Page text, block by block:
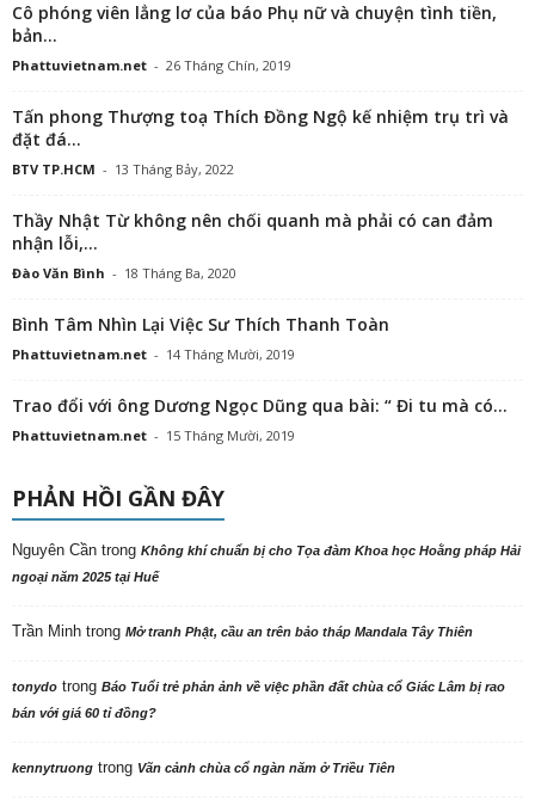
Cô phóng viên lẳng lơ của báo Phụ nữ và chuyện tình tiền,
bản...
Phattuvietnam.net - 26 Tháng Chín, 2019
Tấn phong Thượng toạ Thích Đồng Ngộ kế nhiệm trụ trì và
đặt đá...
BTV TP.HCM - 13 Tháng Bảy, 2022
Thầy Nhật Từ không nên chối quanh mà phải có can đảm
nhận lỗi,...
Đào Văn Bình - 18 Tháng Ba, 2020
Bình Tâm Nhìn Lại Việc Sư Thích Thanh Toàn
Phattuvietnam.net - 14 Tháng Mười, 2019
Trao đổi với ông Dương Ngọc Dũng qua bài: “ Đi tu mà có...
Phattuvietnam.net - 15 Tháng Mười, 2019
PHẢN HỒI GẦN ĐÂY
Nguyên Cần trong Không khí chuẩn bị cho Tọa đàm Khoa học Hoằng pháp Hải
ngoại năm 2025 tại Huế
Trần Minh trong Mở tranh Phật, cầu an trên bảo tháp Mandala Tây Thiên
tonydo trong Báo Tuổi trẻ phản ảnh về việc phần đất chùa cổ Giác Lâm bị rao
bán với giá 60 tỉ đồng?
kennytruong trong Vãn cảnh chùa cổ ngàn năm ở Triều Tiên